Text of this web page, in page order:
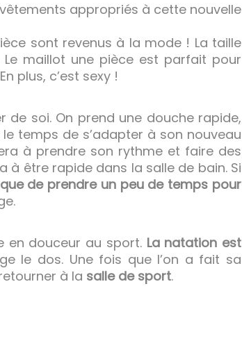
appropriés à cette nouvelle
sont revenus à la mode ! La taille
maillot une pièce est parfait pour
plus, c’est sexy !
de soi. On prend une douche rapide,
temps de s’adapter à son nouveau
à prendre son rythme et faire des
à être rapide dans la salle de bain. Si
de prendre un peu de temps pour
en douceur au sport. La natation est
le dos. Une fois que l’on a fait sa
à la salle de sport.